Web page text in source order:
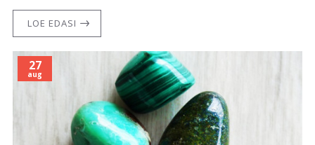
LOE EDASI
27
aug